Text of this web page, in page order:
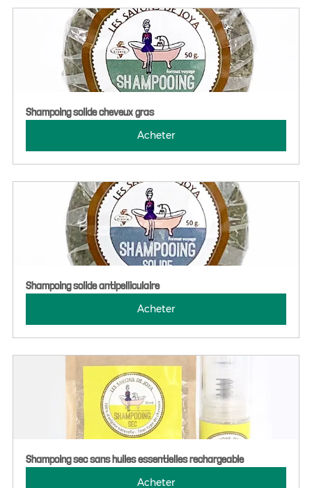
Shampoing solide cheveux gras
Acheter
Shampoing solide antipelliculaire
Acheter
Shampoing sec sans huiles essentielles rechargeable
Acheter